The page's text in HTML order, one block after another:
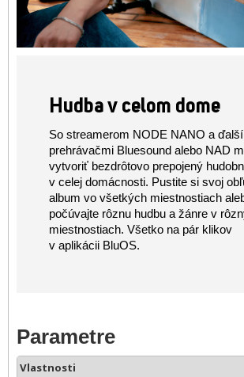
Hudba v celom dome
So streamerom NODE NANO a
prehrávačmi Bluesound alebo NAD
vytvoriť bezdrôtovo prepojený
v celej domácnosti. Pustite si svoj
album vo všetkých miestnostiach
počúvajte rôznu hudbu a žánre v
miestnostiach. Všetko na pár klikov
v aplikácii BluOS.
Parametre
Vlastnosti